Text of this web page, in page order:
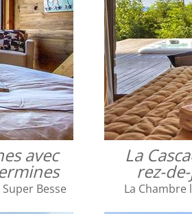
avec
Besse
La
rez-
La Chambre